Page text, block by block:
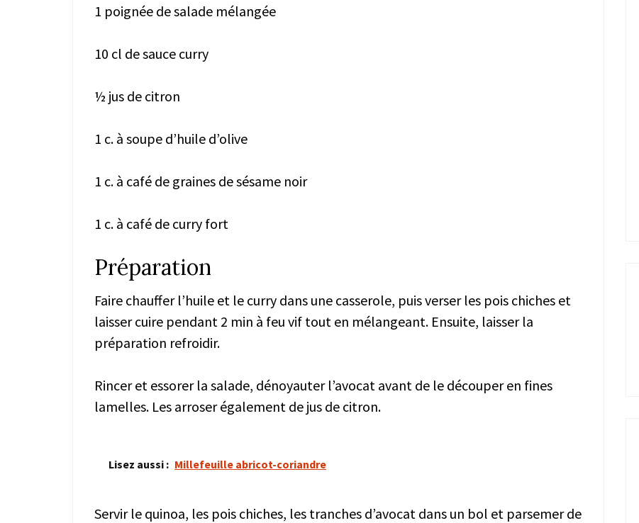
1 poignée de salade mélangée
10 cl de sauce curry
½ jus de citron
1 c. à soupe d’huile d’olive
1 c. à café de graines de sésame noir
1 c. à café de curry fort
Préparation
Faire chauffer l’huile et le curry dans une casserole, puis verser les pois chiches et
laisser cuire pendant 2 min à feu vif tout en mélangeant. Ensuite, laisser la
préparation refroidir.
Rincer et essorer la salade, dénoyauter l’avocat avant de le découper en fines
lamelles. Les arroser également de jus de citron.
Lisez aussi : Millefeuille abricot-coriandre
Servir le quinoa, les pois chiches, les tranches d’avocat dans un bol et parsemer de